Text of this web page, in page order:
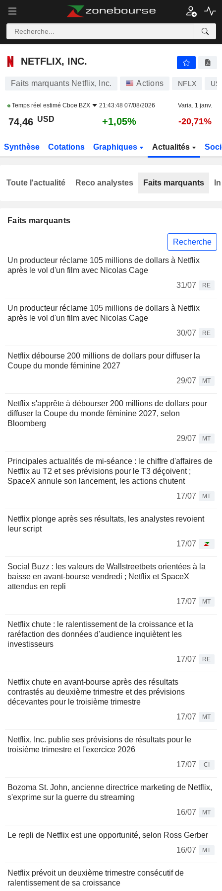
NETFLIX, INC.
NETFLIX, INC.
Faits marquants Netflix, Inc. Actions NFLX
Temps réel estimé Cboe BZX 21:43:48 07/08/2026 Varia. 1 janv.
74,46 USD +1,05% -20,71%
Synthèse Cotations Graphiques Actualités
Faits marquants
Recherche
Un producteur réclame 105 millions de dollars à Netflix
après le vol d'un film avec Nicolas Cage
31/07
RE
Un producteur réclame 105 millions de dollars à Netflix
après le vol d'un film avec Nicolas Cage
30/07
RE
Netflix débourse 200 millions de dollars pour diffuser la
Coupe du monde féminine 2027
29/07
MT
Netflix s'apprête à débourser 200 millions de dollars pour
diffuser la Coupe du monde féminine 2027, selon
Bloomberg
29/07
MT
Principales actualités de mi-séance : le chiffre d'affaires de
Netflix au T2 et ses prévisions pour le T3 déçoivent ;
SpaceX annule son lancement, les actions chutent
17/07
MT
Netflix plonge après ses résultats, les analystes revoient
leur script
17/07
Social Buzz : les valeurs de Wallstreetbets orientées à la
baisse en avant-bourse vendredi ; Netflix et SpaceX
attendus en repli
17/07
MT
Netflix chute : le ralentissement de la croissance et la
raréfaction des données d'audience inquiètent les
investisseurs
17/07
RE
Netflix chute en avant-bourse après des résultats
contrastés au deuxième trimestre et des prévisions
décevantes pour le troisième trimestre
17/07
MT
Netflix, Inc. publie ses prévisions de résultats pour le
troisième trimestre et l'exercice 2026
17/07
CI
Bozoma St. John, ancienne directrice marketing de Netflix,
s'exprime sur la guerre du streaming
16/07
MT
Le repli de Netflix est une opportunité, selon Ross Gerber
16/07
MT
Netflix prévoit un deuxième trimestre consécutif de
ralentissement de sa croissance
Toute l'actualité Reco analystes Faits marquants